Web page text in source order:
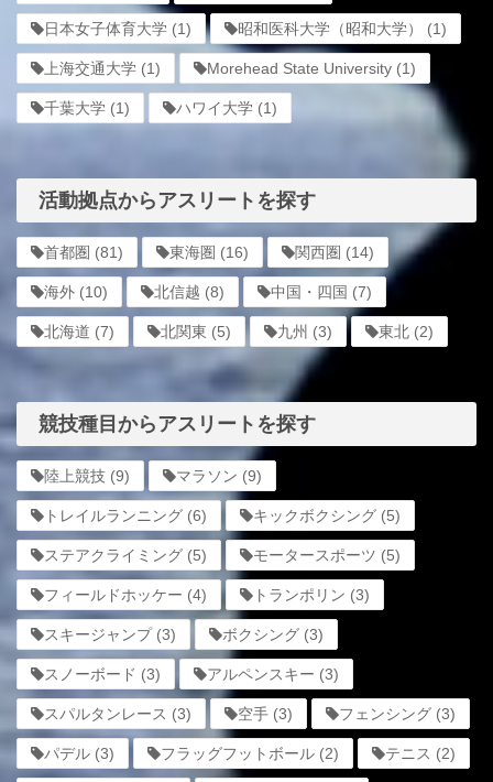
日本女子体育大学 (1) 昭和医科大学（昭和大学） (1)
上海交通大学 (1) Morehead State University (1)
千葉大学 (1) ハワイ大学 (1)
活動拠点からアスリートを探す
首都圏 (81) 東海圏 (16) 関西圏 (14)
海外 (10) 北信越 (8) 中国・四国 (7)
北海道 (7) 北関東 (5) 九州 (3) 東北 (2)
競技種目からアスリートを探す
陸上競技 (9) マラソン (9)
トレイルランニング (6) キックボクシング (5)
ステアクライミング (5) モータースポーツ (5)
フィールドホッケー (4) トランポリン (3)
スキージャンプ(3) ボクシング (3)
スノーボード (3) アルペンスキー (3)
スパルタンレース (3) 空手 (3) フェンシング (3)
パデル (3) フラッグフットボール (2) テニス (2)